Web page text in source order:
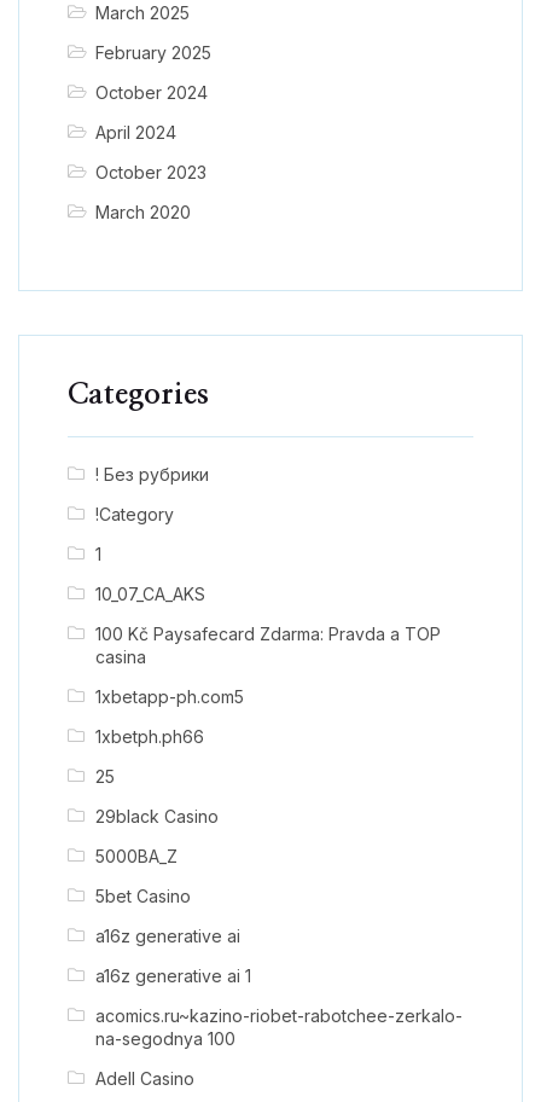
March 2025
February 2025
October 2024
April 2024
October 2023
March 2020
Categories
! Без рубрики
!Category
1
10_07_CA_AKS
100 Kč Paysafecard Zdarma: Pravda a TOP
casina
1xbetapp-ph.com5
1xbetph.ph66
25
29black Casino
5000BA_Z
5bet Casino
a16z generative ai
a16z generative ai 1
acomics.ru~kazino-riobet-rabotchee-zerkalo-
na-segodnya 100
Adell Casino